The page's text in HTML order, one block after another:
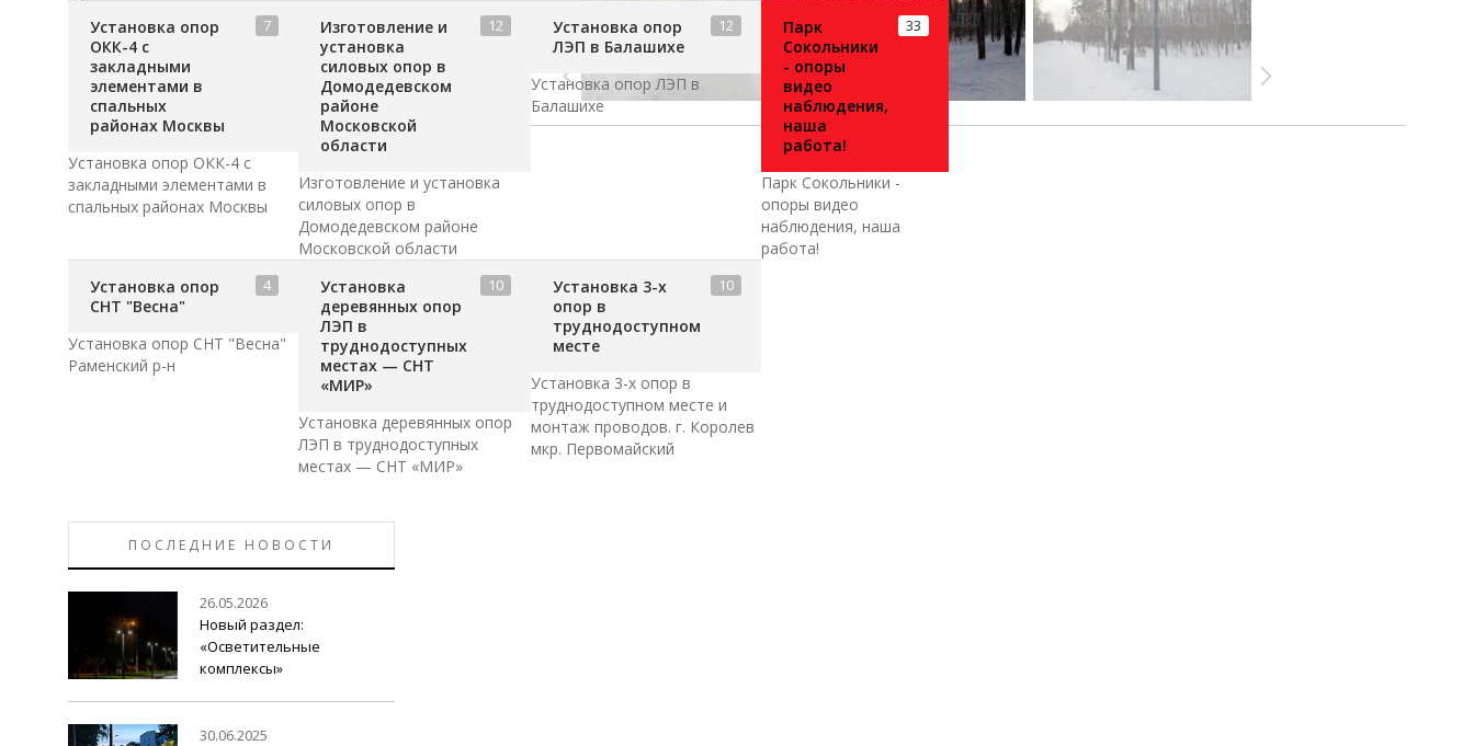
Установка опор
ОКК-4 с
закладными
элементами в
спальных
районах Москвы
7
Установка опор ОКК-4 с
закладными элементами в
спальных районах Москвы
Изготовление и
установка
силовых опор в
Домодедевском
районе
Московской
области
12
Изготовление и установка
силовых опор в
Домодедевском районе
Московской области
Установка опор
ЛЭП в Балашихе
12
Установка опор ЛЭП в
Балашихе
Парк
Сокольники
- опоры
видео
наблюдения,
наша
работа!
33
Парк Сокольники -
опоры видео
наблюдения, наша
работа!
Установка опор
СНТ "Весна"
4
Установка опор СНТ "Весна"
Раменский р-н
Установка
деревянных опор
ЛЭП в
труднодоступных
местах — СНТ
«МИР»
10
Установка деревянных опор
ЛЭП в труднодоступных
местах — СНТ «МИР»
Установка 3-х
опор в
труднодоступном
месте
10
Установка 3-х опор в
труднодоступном месте и
монтаж проводов. г. Королев
мкр. Первомайский
ПОСЛЕДНИЕ НОВОСТИ
26.05.2026
Новый раздел:
«Осветительные
комплексы»
30.06.2025